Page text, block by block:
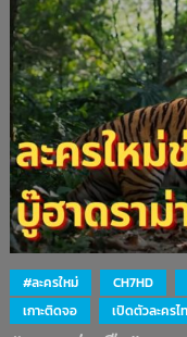
#ละครใหม่ CH7HD
เกาะติดจอ
เปิดตัวละครไ